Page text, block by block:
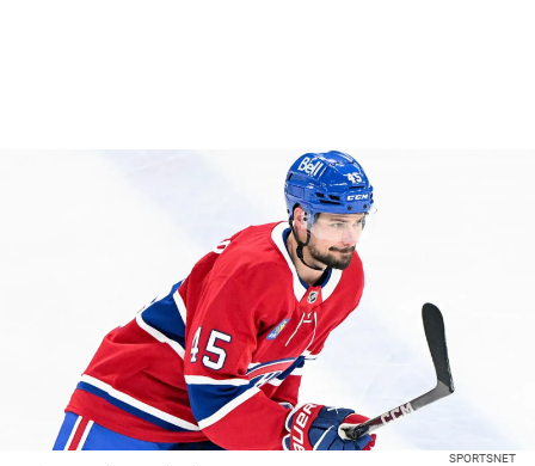
SPORTSNET